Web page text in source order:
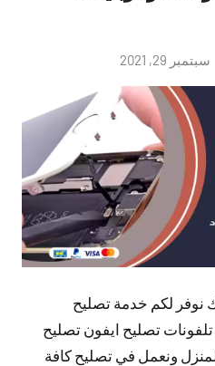
سبتمبر 29, 2021
تعليقات
نوفر لكم خدمة تصليح
تصليح ايفون تصليح
ونعمل في تصليح كافة